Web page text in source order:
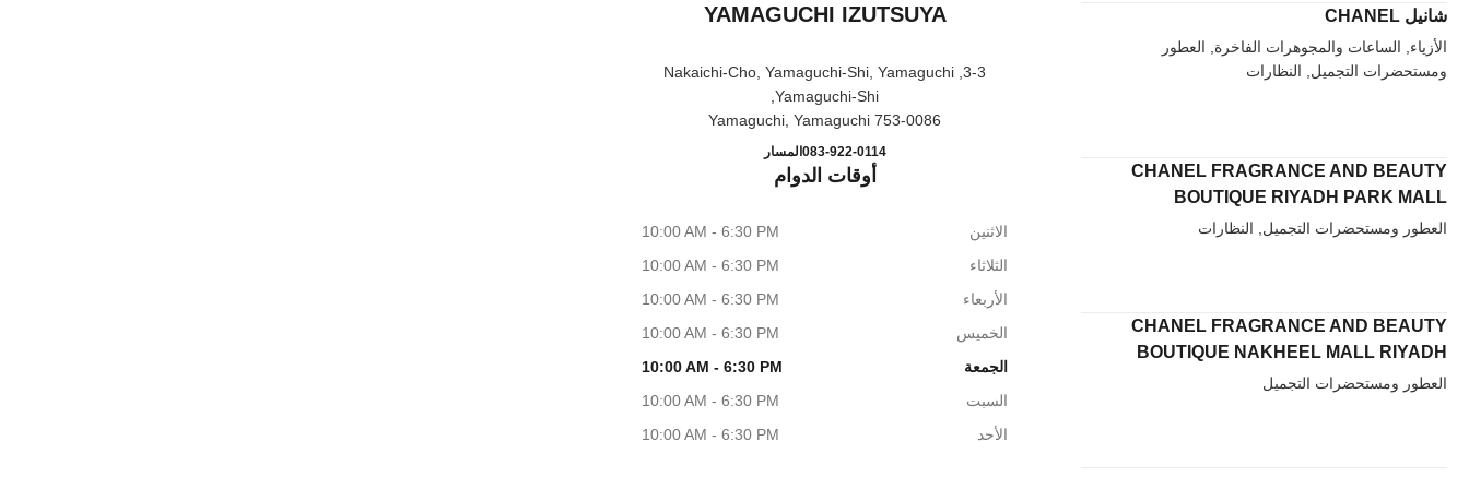
شانيل CHANEL
الأزياء, الساعات والمجوهرات الفاخرة, العطور
ومستحضرات التجميل, النظارات
CHANEL FRAGRANCE AND BEAUTY
BOUTIQUE RIYADH PARK MALL
العطور ومستحضرات التجميل, النظارات
CHANEL FRAGRANCE AND BEAUTY
BOUTIQUE NAKHEEL MALL RIYADH
العطور ومستحضرات التجميل
YAMAGUCHI IZUTSUYA
3-3, Nakaichi-Cho, Yamaguchi-Shi, Yamaguchi
Yamaguchi-Shi,
753-0086 Yamaguchi, Yamaguchi
اتصال
083-922-0114 المسارCHANEL FRAGRANCE & BEAUTY YAMAGUCHI IZUTSUYA
أوقات الدوام
الاثنين
10:00 AM - 6:30 PM
الثلاثاء
10:00 AM - 6:30 PM
الأربعاء
10:00 AM - 6:30 PM
الخميس
10:00 AM - 6:30 PM
الجمعة
10:00 AM - 6:30 PM
السبت
10:00 AM - 6:30 PM
الأحد
10:00 AM - 6:30 PM